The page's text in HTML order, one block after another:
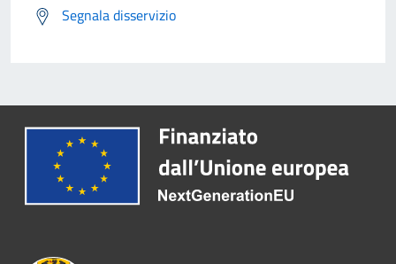
Segnala disservizio